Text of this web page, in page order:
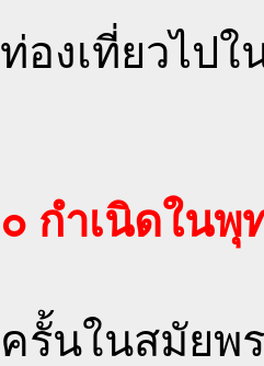
ท่องเที่ยวไป
๐ กำเนิดในพุ
ครั้นในสมัยพ